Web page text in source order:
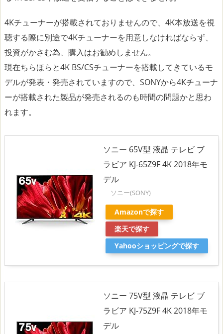
4Kチューナーが搭載されておりませんので、4K本放送を視
聴する際に別途で4Kチューナーを用意しなければならず、
投資がかさむ為、購入はお勧めしません。
現在ちらほらと4K BS/CSチューナーを搭載してきているモ
デルが発表・発売されていますので、SONYから4Kチューナ
ーが搭載された製品が発売されるのも時間の問題かと思わ
れます。
ソニー 65V型 液晶 テレビ ブ
ラビア KJ-65Z9F 4K 2018年モ
デル
ソニー(SONY)
Amazonで探す
楽天で探す
Yahooショッピングで探す
ソニー 75V型 液晶 テレビ ブ
ラビア KJ-75Z9F 4K 2018年モ
デル